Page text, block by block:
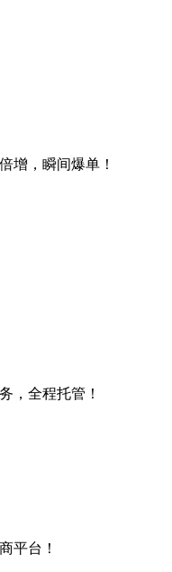
增，瞬间爆单！
，全程托管！
平台！